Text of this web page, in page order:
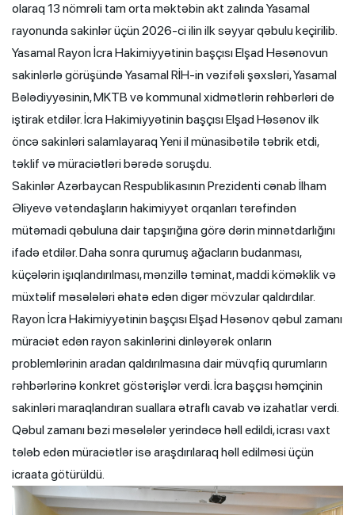
olaraq 13 nömrəli tam orta məktəbin akt zalında Yasamal
rayonunda sakinlər üçün 2026-ci ilin ilk səyyar qəbulu keçirilib.
Yasamal Rayon İcra Hakimiyyətinin başçısı Elşad Həsənovun
sakinlərlə görüşündə Yasamal RİH-in vəzifəli şəxsləri, Yasamal
Bələdiyyəsinin, MKTB və kommunal xidmətlərin rəhbərləri də
iştirak etdilər. İcra Hakimiyyətinin başçısı Elşad Həsənov ilk
öncə sakinləri salamlayaraq Yeni il münasibətilə təbrik etdi,
təklif və müraciətləri bərədə soruşdu.
Sakinlər Azərbaycan Respublikasının Prezidenti cənab İlham
Əliyevə vətəndaşların hakimiyyət orqanları tərəfindən
mütəmadi qəbuluna dair tapşırığına görə dərin minnətdarlığını
ifadə etdilər. Daha sonra qurumuş ağacların budanması,
küçələrin işıqlandırılması, mənzillə təminat, maddi köməklik və
müxtəlif məsələləri əhatə edən digər mövzular qaldırdılar.
Rayon İcra Hakimiyyətinin başçısı Elşad Həsənov qəbul zamanı
müraciət edən rayon sakinlərini dinləyərək onların
problemlərinin aradan qaldırılmasına dair müvqfiq qurumların
rəhbərlərinə konkret göstərişlər verdi. İcra başçısı həmçinin
sakinləri maraqlandıran suallara ətraflı cavab və izahatlar verdi.
Qəbul zamanı bəzi məsələlər yerindəcə həll edildi, icrası vaxt
tələb edən müraciətlər isə araşdırılaraq həll edilməsi üçün
icraata götürüldü.